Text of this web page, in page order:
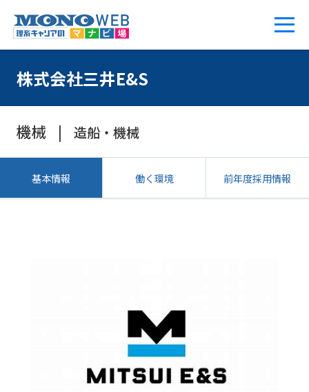
株式会社三井E&S
機械 造船・機械
基本情報 働く環境 前年度採用情報